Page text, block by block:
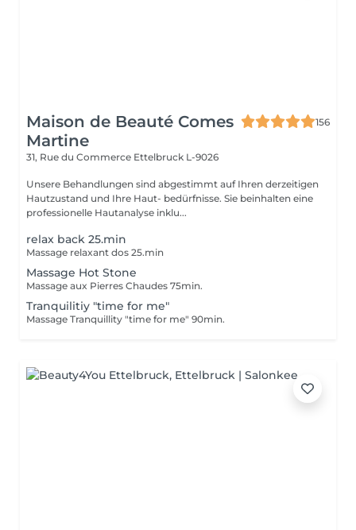
Maison de Beauté Comes
Martine
156
31, Rue du Commerce Ettelbruck L-9026
Unsere Behandlungen sind abgestimmt auf Ihren derzeitigen
Hautzustand und Ihre Haut- bedürfnisse. Sie beinhalten eine
professionelle Hautanalyse inklu...
relax back 25.min
Massage relaxant dos 25.min
Massage Hot Stone
Massage aux Pierres Chaudes 75min.
Tranquilitiy "time for me"
Massage Tranquillity "time for me" 90min.